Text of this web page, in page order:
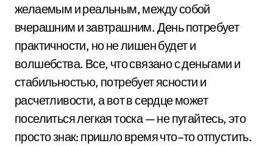
желаемым и реальным, между собой
вчерашним и завтрашним. День потребует
практичности, но не лишен будет и
волшебства. Все, что связано с деньгами и
стабильностью, потребует ясности и
расчетливости, а вот в сердце может
поселиться легкая тоска — не пугайтесь, это
просто знак: пришло время что–то отпустить.